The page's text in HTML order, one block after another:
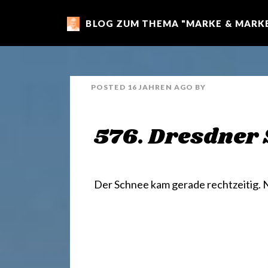
m
a
BLOG ZUM THEMA "MARKE &
POSTED 16 JAHREN AGO BY
576.
Der Schnee kam gerade rechtzeitig.